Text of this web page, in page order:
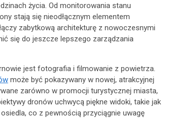
życia. Od monitorowania stanu
stają się nieodłącznym elementem
zabytkową architekturę z nowoczesnymi
się do jeszcze lepszego zarządzania
jest fotografia i filmowanie z powietrza.
może być pokazywany w nowej, atrakcyjnej
zarówno w promocji turystycznej miasta,
dronów uchwycą piękne widoki, takie jak
co z pewnością przyciągnie uwagę